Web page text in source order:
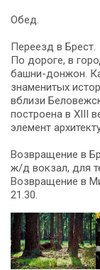
Обед.
Переезд в Брест.
По дороге, в
башни-донжон.
знаменитых
вблизи
построена в XIII
элемент
Возвращение в
ж/д вокзал, для
Возвращение в
21.30.